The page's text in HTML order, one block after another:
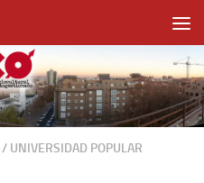
/ UNIVERSIDAD POPULAR